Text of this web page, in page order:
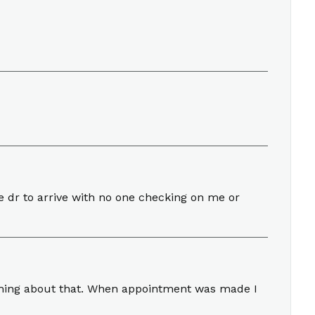
to arrive with no one checking on me or
about that. When appointment was made I